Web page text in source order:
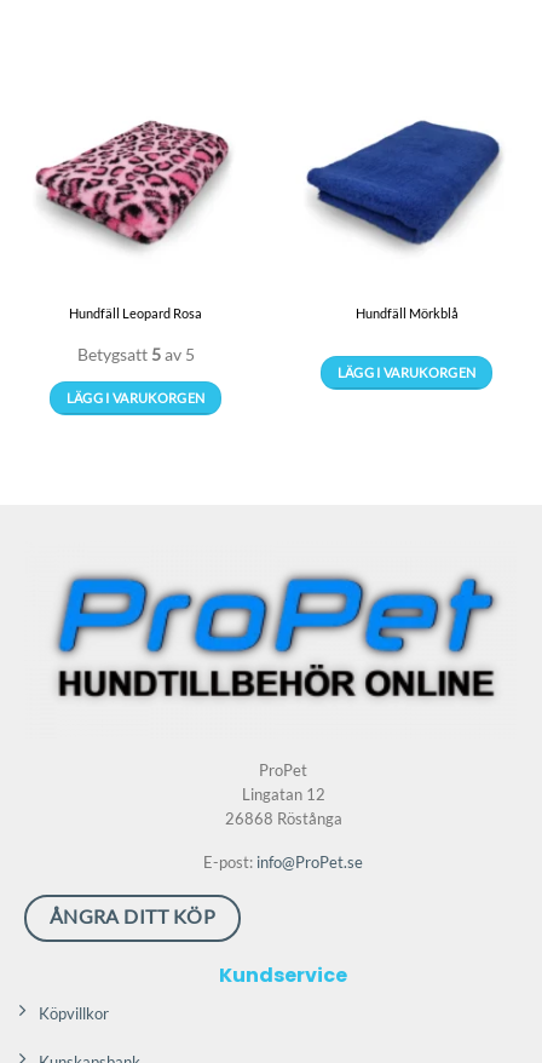
Hundfäll Leopard Rosa
Betygsatt 5av 5
LÄGG I VARUKORGEN
De
olika
alternativen
kan
väljas
Hundfäll Mörkblå
LÄGG I VARUKORGEN
alternativen
kan
väljas
på
ProPet
Lingatan 12
26868 Röstånga
E-post: info@ProPet.se
ÅNGRA DITT KÖP
Kundservice
Köpvillkor